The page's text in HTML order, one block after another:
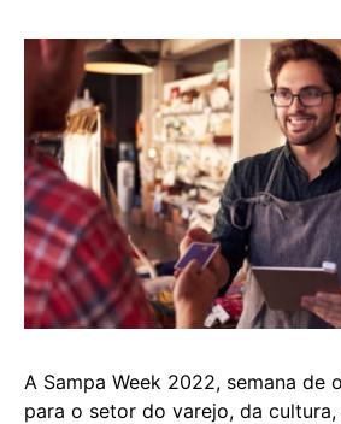
A Sampa Week 2022, semana de
para o setor do varejo, da